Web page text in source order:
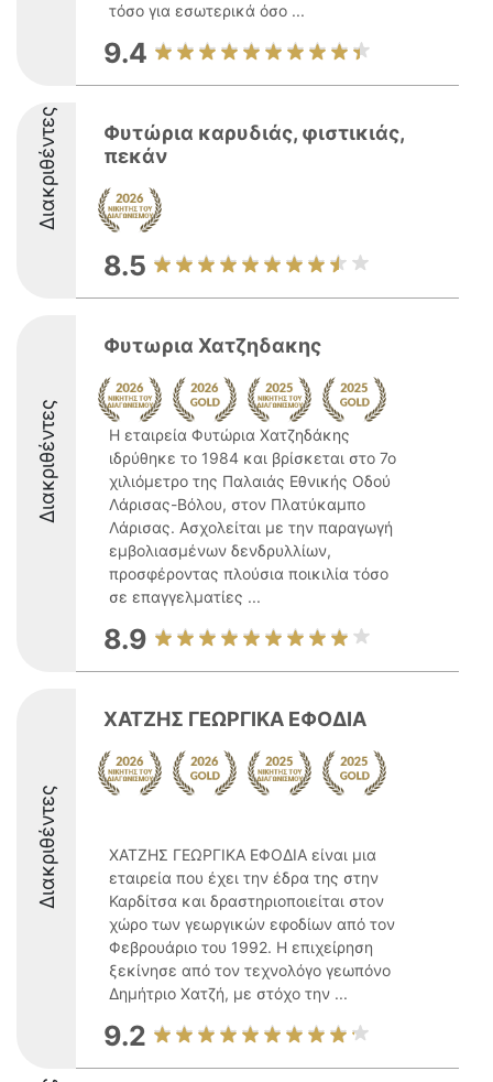
τόσο για εσωτερικά όσο ...
9.4
Διακριθέντες
Φυτώρια καρυδιάς, φιστικιάς,
πεκάν
8.5
Διακριθέντες
Φυτωρια Χατζηδακης
Η εταιρεία Φυτώρια Χατζηδάκης
ιδρύθηκε το 1984 και βρίσκεται στο 7ο
χιλιόμετρο της Παλαιάς Εθνικής Οδού
Λάρισας-Βόλου, στον Πλατύκαμπο
Λάρισας. Ασχολείται με την παραγωγή
εμβολιασμένων δενδρυλλίων,
προσφέροντας πλούσια ποικιλία τόσο
σε επαγγελματίες ...
8.9
Διακριθέντες
ΧΑΤΖΗΣ ΓΕΩΡΓΙΚΑ ΕΦΟΔΙΑ
ΧΑΤΖΗΣ ΓΕΩΡΓΙΚΑ ΕΦΟΔΙΑ είναι μια
εταιρεία που έχει την έδρα της στην
Καρδίτσα και δραστηριοποιείται στον
χώρο των γεωργικών εφοδίων από τον
Φεβρουάριο του 1992. Η επιχείρηση
ξεκίνησε από τον τεχνολόγο γεωπόνο
Δημήτριο Χατζή, με στόχο την ...
9.2